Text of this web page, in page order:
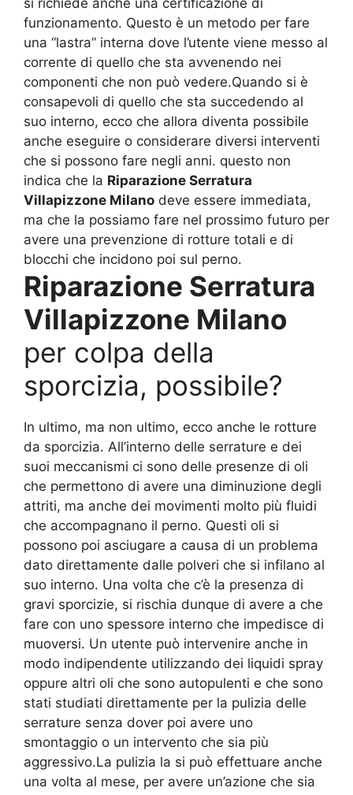
si richiede anche una certificazione di
funzionamento. Questo è un metodo per fare
una “lastra” interna dove l’utente viene messo al
corrente di quello che sta avvenendo nei
componenti che non può vedere.Quando si è
consapevoli di quello che sta succedendo al
suo interno, ecco che allora diventa possibile
anche eseguire o considerare diversi interventi
che si possono fare negli anni. questo non
indica che la Riparazione Serratura
Villapizzone Milano deve essere immediata,
ma che la possiamo fare nel prossimo futuro per
avere una prevenzione di rotture totali e di
blocchi che incidono poi sul perno.
Riparazione Serratura
Villapizzone Milano
per colpa della
sporcizia, possibile?
In ultimo, ma non ultimo, ecco anche le rotture
da sporcizia. All’interno delle serrature e dei
suoi meccanismi ci sono delle presenze di oli
che permettono di avere una diminuzione degli
attriti, ma anche dei movimenti molto più fluidi
che accompagnano il perno. Questi oli si
possono poi asciugare a causa di un problema
dato direttamente dalle polveri che si infilano al
suo interno. Una volta che c’è la presenza di
gravi sporcizie, si rischia dunque di avere a che
fare con uno spessore interno che impedisce di
muoversi. Un utente può intervenire anche in
modo indipendente utilizzando dei liquidi spray
oppure altri oli che sono autopulenti e che sono
stati studiati direttamente per la pulizia delle
serrature senza dover poi avere uno
smontaggio o un intervento che sia più
aggressivo.La pulizia la si può effettuare anche
una volta al mese, per avere un’azione che sia